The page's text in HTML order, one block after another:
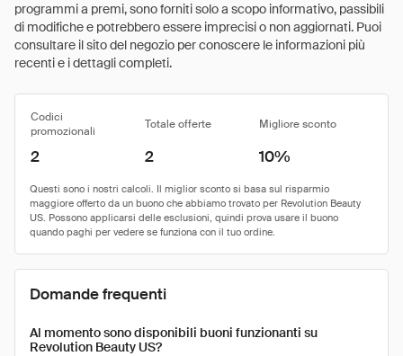
programmi a premi, sono forniti solo a scopo informativo, passibili
di modifiche e potrebbero essere imprecisi o non aggiornati. Puoi
consultare il sito del negozio per conoscere le informazioni più
recenti e i dettagli completi.
Codici
promozionali
Totale offerte Migliore sconto
2 2 10%
Domande frequenti
Al momento sono disponibili buoni funzionanti su
Revolution Beauty US?